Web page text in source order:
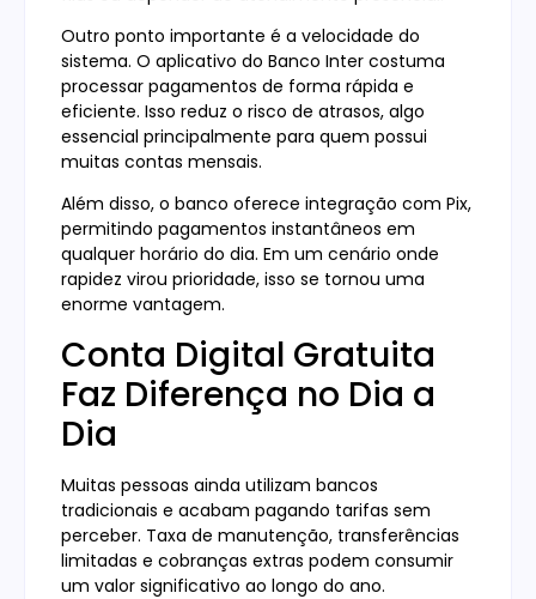
Outro ponto importante é a velocidade do
sistema. O aplicativo do Banco Inter costuma
processar pagamentos de forma rápida e
eficiente. Isso reduz o risco de atrasos, algo
essencial principalmente para quem possui
muitas contas mensais.
Além disso, o banco oferece integração com Pix,
permitindo pagamentos instantâneos em
qualquer horário do dia. Em um cenário onde
rapidez virou prioridade, isso se tornou uma
enorme vantagem.
Conta Digital Gratuita
Faz Diferença no Dia a
Dia
Muitas pessoas ainda utilizam bancos
tradicionais e acabam pagando tarifas sem
perceber. Taxa de manutenção, transferências
limitadas e cobranças extras podem consumir
um valor significativo ao longo do ano.